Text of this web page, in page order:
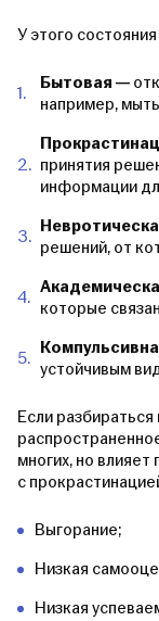
У этого
Бытовая —
например,
принятия
информации
решений, от
которые
устойчивым
Если
многих, но влияет
с
Выгорание;
Низкая
Низкая